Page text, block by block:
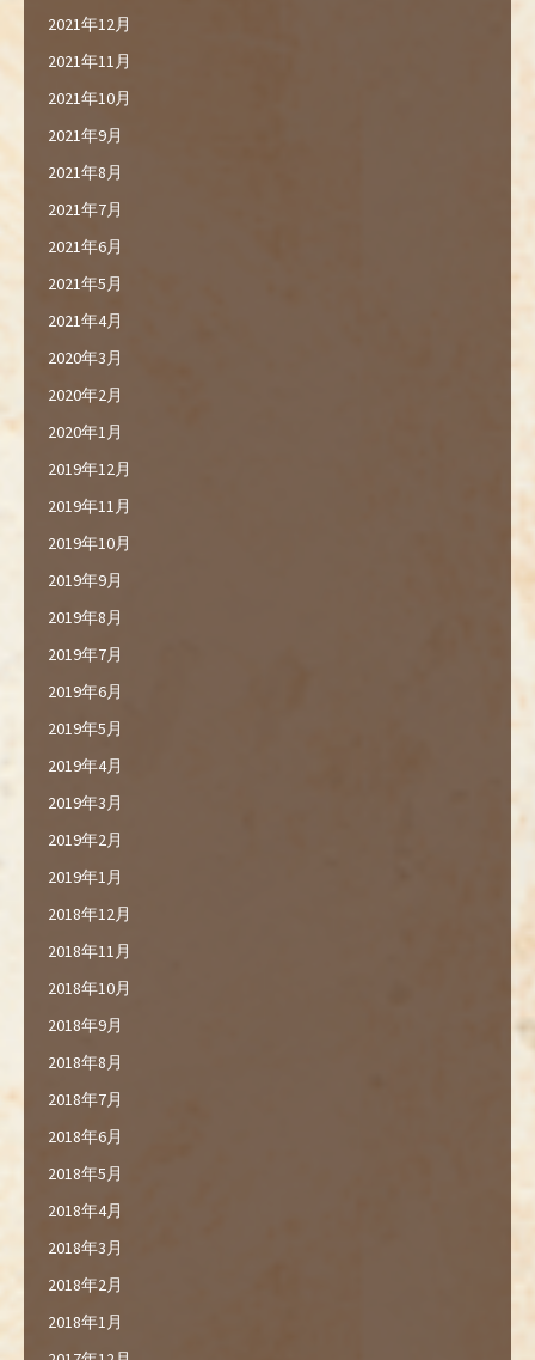
2021年12月
2021年11月
2021年10月
2021年9月
2021年8月
2021年7月
2021年6月
2021年5月
2021年4月
2020年3月
2020年2月
2020年1月
2019年12月
2019年11月
2019年10月
2019年9月
2019年8月
2019年7月
2019年6月
2019年5月
2019年4月
2019年3月
2019年2月
2019年1月
2018年12月
2018年11月
2018年10月
2018年9月
2018年8月
2018年7月
2018年6月
2018年5月
2018年4月
2018年3月
2018年2月
2018年1月